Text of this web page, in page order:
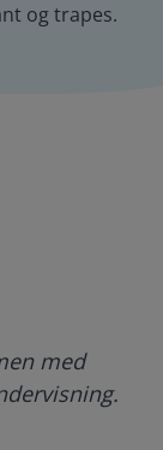
og trapes.
med